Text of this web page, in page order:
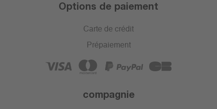
Options de paiement
Carte de crédit
Prépaiement
compagnie